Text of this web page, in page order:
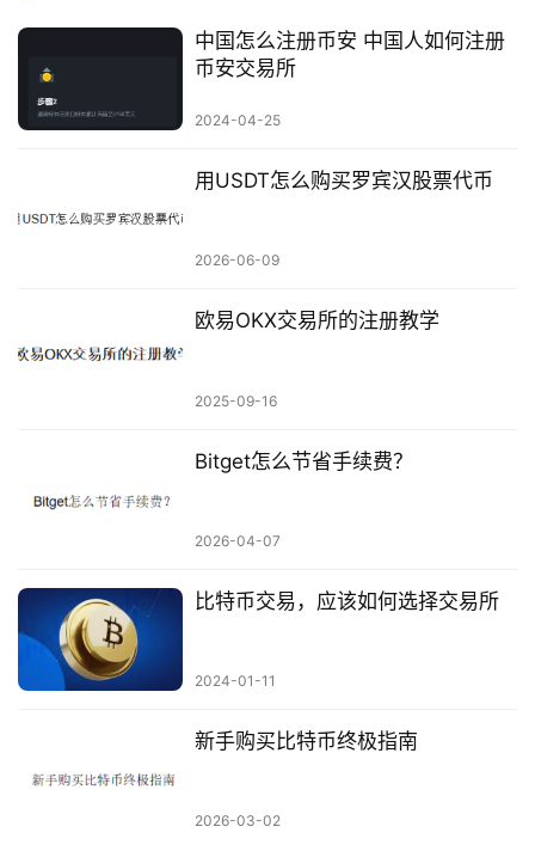
中国怎么注册币安 中国人如何注册
币安交易所
2024-04-25
用USDT怎么购买罗宾汉股票代币
2026-06-09
欧易OKX交易所的注册教学
2025-09-16
Bitget怎么节省手续费？
2026-04-07
比特币交易，应该如何选择交易所
2024-01-11
新手购买比特币终极指南
2026-03-02